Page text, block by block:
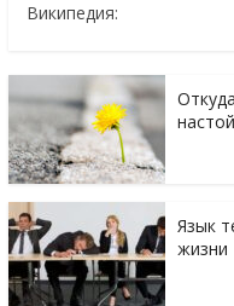
Википедия:
Язык
жизни